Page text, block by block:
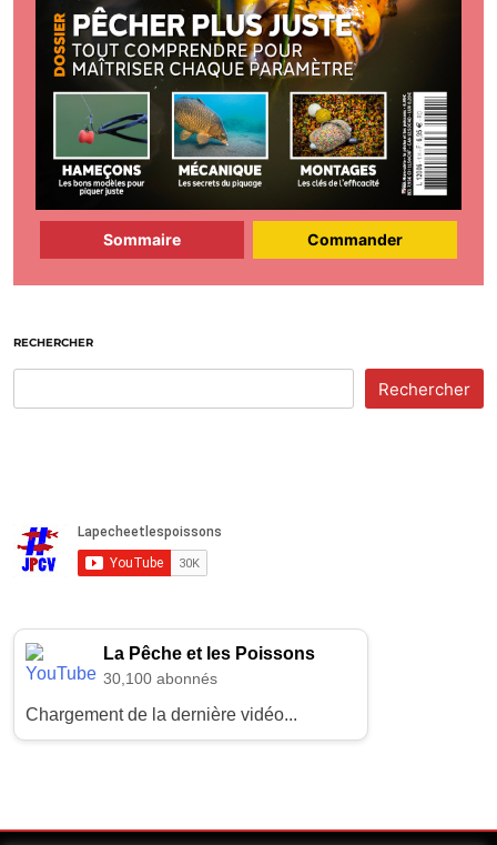
Sommaire Commander
RECHERCHER
Rechercher
La Pêche et les Poissons
30,100 abonnés
Chargement de la dernière vidéo...